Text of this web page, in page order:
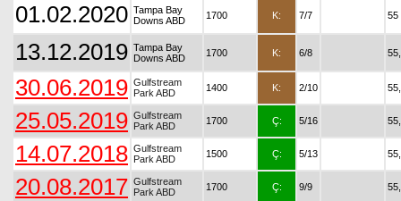
01.02.2020 Tampa Bay
Downs ABD
1700 K: 7/7 55
13.12.2019 Tampa Bay
Downs ABD
1700 K: 6/8
30.06.2019 Gulfstream
Park ABD
1400 K: 2/10
25.05.2019 Gulfstream
Park ABD
1700 Ç: 5/16
14.07.2018 Gulfstream
Park ABD
1500 Ç: 5/13
20.08.2017 Gulfstream
Park ABD
1700 Ç: 9/9